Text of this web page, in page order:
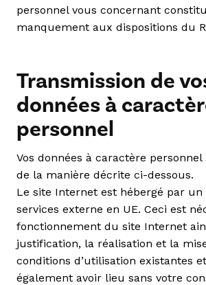
personnel vous concernant
manquement aux dispositions du
Transmission de
données à
personnel
Vos données à caractère
de la manière décrite ci-dessous.
Le site Internet est hébergé par
services externe en UE. Ceci est
fonctionnement du site Internet
justification, la réalisation et la
conditions d’utilisation existantes
également avoir lieu sans votre